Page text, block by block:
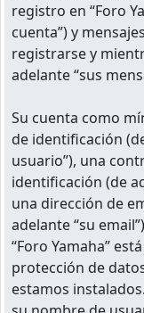
registro en “Foro
cuenta”) y
registrarse y
adelante “sus
Su cuenta como
de identificación
usuario”), una
identificación (de
una dirección de
adelante “su
“Foro Yamaha”
protección de
estamos